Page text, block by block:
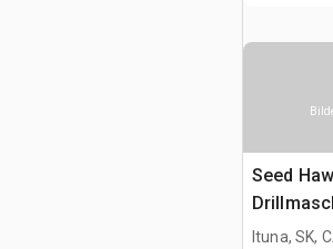
Seed
Ituna, SK,